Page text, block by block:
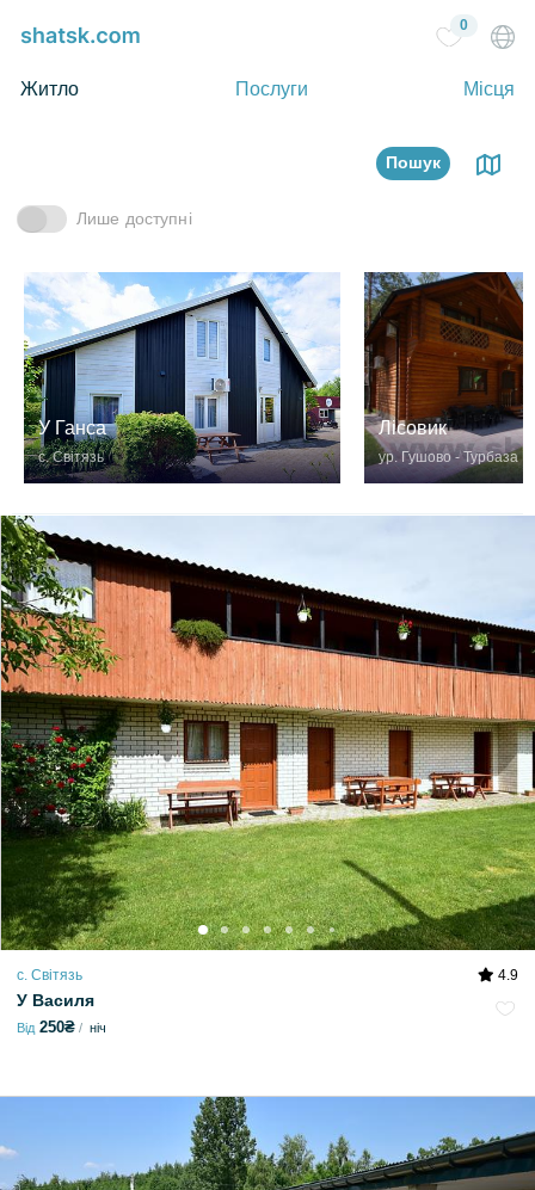
Житло Послуги Місця
0
Пошук
Лише доступні
У Ганса
c. Світязь
Лісовик
ур. Гушово - Турбаза
с. Світязь 4.9
У Василя
Від 250₴ ніч